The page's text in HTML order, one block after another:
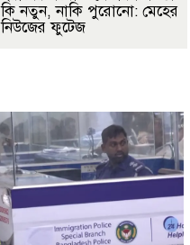
কি নতুন, নাকি পুরোনো: মেহের
নিউজের ফুটেজ